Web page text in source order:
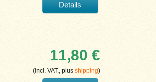
Details
11,80 €
(incl. VAT., plus shipping)